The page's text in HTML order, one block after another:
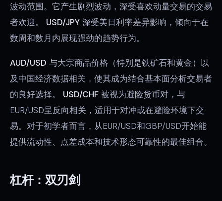
波动范围。它产生剧烈波动，深受喜欢动量交易的交易
者欢迎。 USD/JPY 深受美日利率差异影响，倾向于在
数周和数月内展现强劲的趋势行为。
AUD/USD 与大宗商品价格（特别是铁矿石和黄金）以
及中国经济数据相关，使其成为结合基本面分析交易者
的良好选择。 USD/CHF 被视为避险货币对，与
EUR/USD呈反向相关，适用于对冲或在避险环境下交
易。对于初学者而言，从EUR/USD和GBP/USD开始能
提供流动性、点差成本和技术形态可靠性的最佳组合。
杠杆：双刃剑